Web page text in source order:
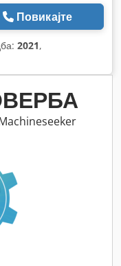
Повикајте
2021,